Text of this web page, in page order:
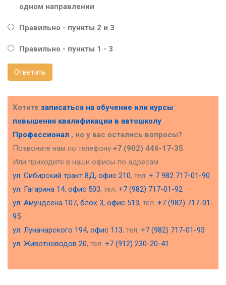
одном направлении
Правильно - пункты 2 и 3
Правильно - пункты 1 - 3
Ответить
Хотите записаться на обучение или курсы
повышения квалификации в автошколу
Профессионал , но у вас остались вопросы?
Позвоните нам по телефону +7 (902) 446-17-35
Или приходите в наши офисы по адресам
ул. Сибирский тракт 8Д, офис 210, тел. + 7 982 717-01-90
ул. Гагарина 14, офис 503, тел. +7 (982) 717-01-92
ул. Амундсена 107, блок 3, офис 513, тел. +7 (982) 717-01-
95
ул. Луначарского 194, офис 113, тел. +7 (982) 717-01-93
ул. Животноводов 20, тел. +7 (912) 230-20-41